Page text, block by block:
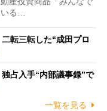
いる…
転三転した“成田プロ
占入手“内部議事録”で
一覧を見る